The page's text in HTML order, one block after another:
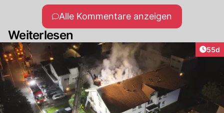
Alle Kommentare anzeigen
Weiterlesen
55d